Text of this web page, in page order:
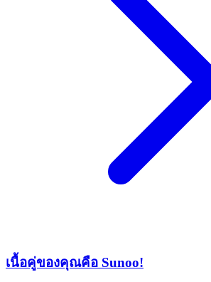
เนื้อคู่ของคุณคือ Sunoo!